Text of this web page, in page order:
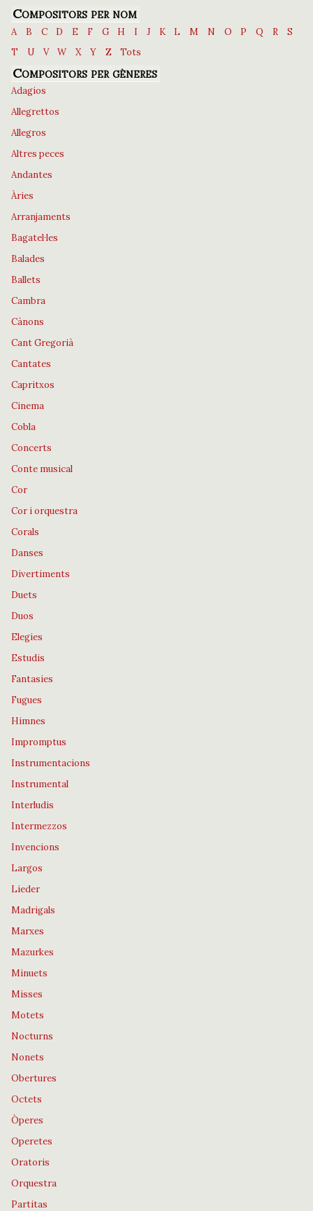
Compositors per nom
A B C D E F G H I J K L M N O P Q R
S
T
U V W X Y Z Tots
Compositors per gèneres
Adagios
Allegrettos
Allegros
Altres peces
Andantes
Àries
Arranjaments
Bagatel·les
Balades
Ballets
Cambra
Cànons
Cant Gregorià
Cantates
Capritxos
Cinema
Cobla
Concerts
Conte musical
Cor
Cor i orquestra
Corals
Danses
Divertiments
Duets
Duos
Elegies
Estudis
Fantasies
Fugues
Himnes
Impromptus
Instrumentacions
Instrumental
Interludis
Intermezzos
Invencions
Largos
Lieder
Madrigals
Marxes
Mazurkes
Minuets
Misses
Motets
Nocturns
Nonets
Obertures
Octets
Òperes
Operetes
Oratoris
Orquestra
Partitas